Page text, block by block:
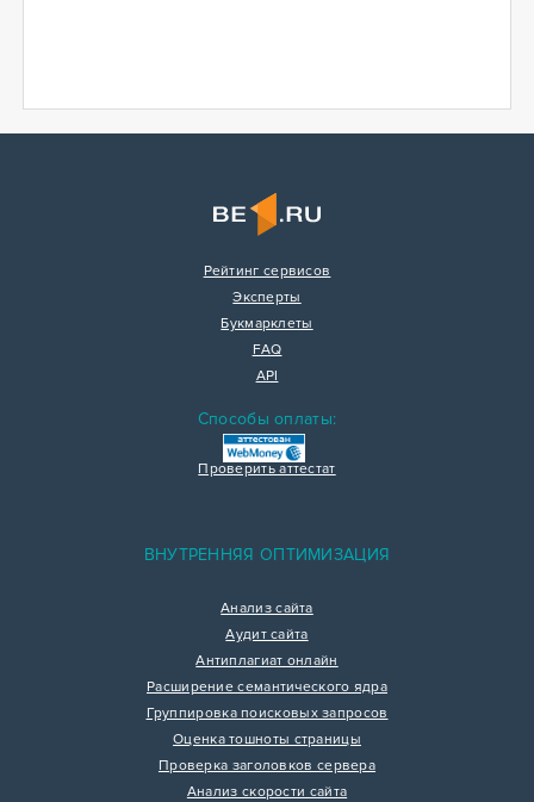
Рейтинг сервисов
Эксперты
Букмарклеты
FAQ
API
Способы оплаты:
Проверить аттестат
ВНУТРЕННЯЯ ОПТИМИЗАЦИЯ
Анализ сайта
Аудит сайта
Антиплагиат онлайн
Расширение семантического ядра
Группировка поисковых запросов
Оценка тошноты страницы
Проверка заголовков сервера
Анализ скорости сайта